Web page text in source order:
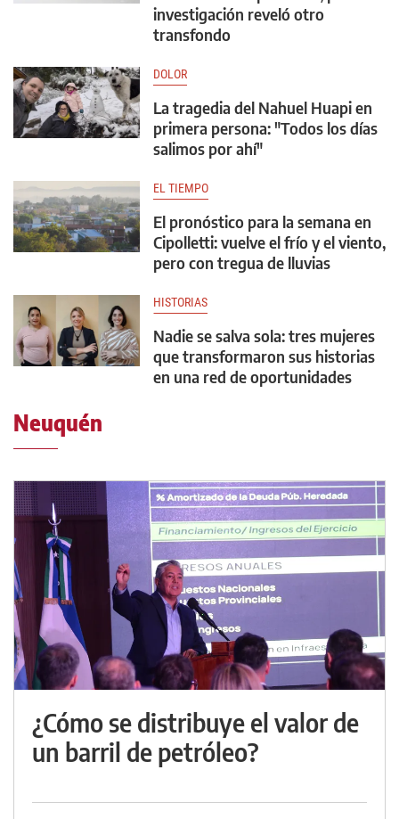
investigación reveló otro
transfondo
DOLOR
La tragedia del Nahuel Huapi en
primera persona: "Todos los días
salimos por ahí"
EL TIEMPO
El pronóstico para la semana en
Cipolletti: vuelve el frío y el viento,
pero con tregua de lluvias
HISTORIAS
Nadie se salva sola: tres mujeres
que transformaron sus historias
en una red de oportunidades
Neuquén
¿Cómo se distribuye el valor de
un barril de petróleo?